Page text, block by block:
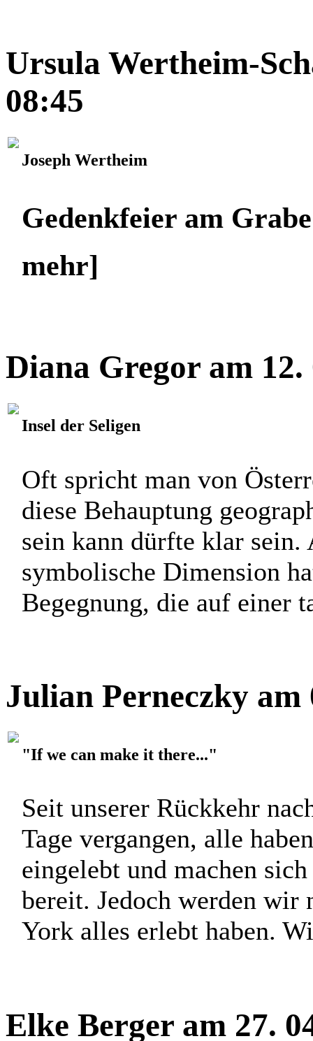
Ursula Wertheim-
08:45
Joseph Wertheim
Gedenkfeier am
mehr]
Diana Gregor am 12.
Insel der Seligen
Oft spricht man von
diese Behauptung
sein kann dürfte klar
symbolische Dimension
Begegnung, die auf einer
Julian Perneczky am
"If we can make it there..."
Seit unserer Rückkehr
Tage vergangen, alle
eingelebt und machen
bereit. Jedoch werden wir
York alles erlebt haben.
Elke Berger am 27.